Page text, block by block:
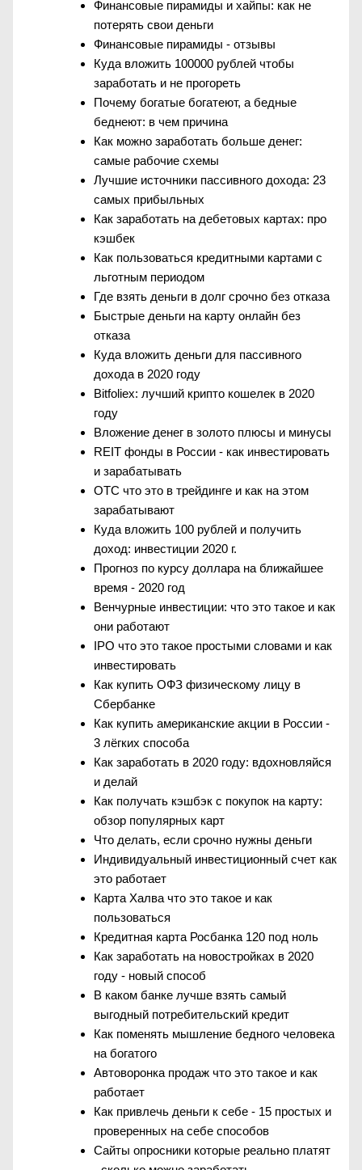
Финансовые пирамиды и хайпы: как не
потерять свои деньги
Финансовые пирамиды - отзывы
Куда вложить 100000 рублей чтобы
заработать и не прогореть
Почему богатые богатеют, а бедные
беднеют: в чем причина
Как можно заработать больше денег:
самые рабочие схемы
Лучшие источники пассивного дохода: 23
самых прибыльных
Как заработать на дебетовых картах: про
кэшбек
Как пользоваться кредитными картами с
льготным периодом
Где взять деньги в долг срочно без отказа
Быстрые деньги на карту онлайн без
отказа
Куда вложить деньги для пассивного
дохода в 2020 году
Bitfoliex: лучший крипто кошелек в 2020
году
Вложение денег в золото плюсы и минусы
REIT фонды в России - как инвестировать
и зарабатывать
OTC что это в трейдинге и как на этом
зарабатывают
Куда вложить 100 рублей и получить
доход: инвестиции 2020 г.
Прогноз по курсу доллара на ближайшее
время - 2020 год
Венчурные инвестиции: что это такое и как
они работают
IPO что это такое простыми словами и как
инвестировать
Как купить ОФЗ физическому лицу в
Сбербанке
Как купить американские акции в России -
3 лёгких способа
Как заработать в 2020 году: вдохновляйся
и делай
Как получать кэшбэк с покупок на карту:
обзор популярных карт
Что делать, если срочно нужны деньги
Индивидуальный инвестиционный счет как
это работает
Карта Халва что это такое и как
пользоваться
Кредитная карта Росбанка 120 под ноль
Как заработать на новостройках в 2020
году - новый способ
В каком банке лучше взять самый
выгодный потребительский кредит
Как поменять мышление бедного человека
на богатого
Автоворонка продаж что это такое и как
работает
Как привлечь деньги к себе - 15 простых и
проверенных на себе способов
Сайты опросники которые реально платят